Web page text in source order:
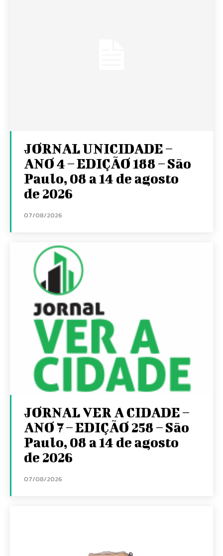
JORNAL UNICIDADE –
ANO 4 – EDIÇÃO 188 – São
Paulo, 08 a 14 de agosto
de 2026
07/08/2026
JORNAL VER A CIDADE –
ANO 7 – EDIÇÃO 258 – São
Paulo, 08 a 14 de agosto
de 2026
07/08/2026